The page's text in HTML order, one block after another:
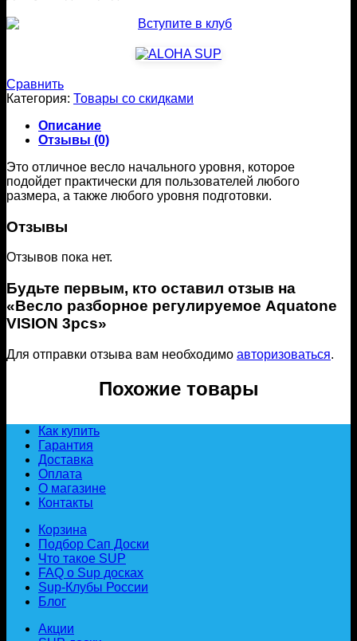
Сравнить
Категория: Товары со скидками
Описание
Отзывы (0)
Это отличное весло начального уровня, которое
подойдет практически для пользователей любого
размера, а также любого уровня подготовки.
Отзывы
Отзывов пока нет.
Будьте первым, кто оставил отзыв на
«Весло разборное регулируемое Aquatone
VISION 3pcs»
Для отправки отзыва вам необходимо авторизоваться.
Похожие товары
Как купить
Гарантия
Доставка
Оплата
О магазине
Контакты
Корзина
Подбор Сап Доски
Что такое SUP
FAQ о Sup досках
Sup-Клубы России
Блог
Акции